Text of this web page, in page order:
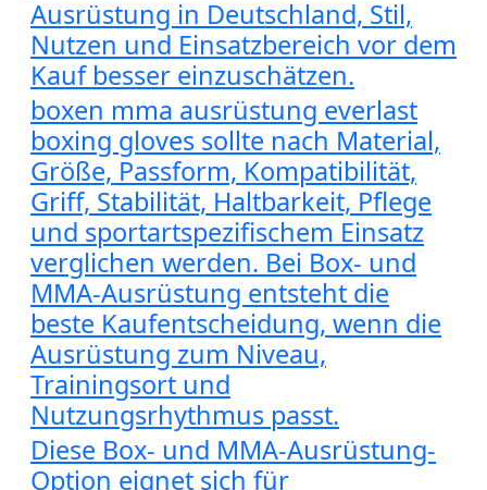
Ausrüstung in Deutschland, Stil,
Nutzen und Einsatzbereich vor dem
Kauf besser einzuschätzen.
boxen mma ausrüstung everlast
boxing gloves sollte nach Material,
Größe, Passform, Kompatibilität,
Griff, Stabilität, Haltbarkeit, Pflege
und sportartspezifischem Einsatz
verglichen werden. Bei Box- und
MMA-Ausrüstung entsteht die
beste Kaufentscheidung, wenn die
Ausrüstung zum Niveau,
Trainingsort und
Nutzungsrhythmus passt.
Diese Box- und MMA-Ausrüstung-
Option eignet sich für